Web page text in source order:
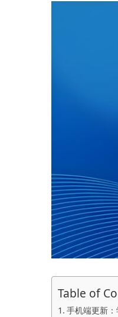
Table of
手机端更新